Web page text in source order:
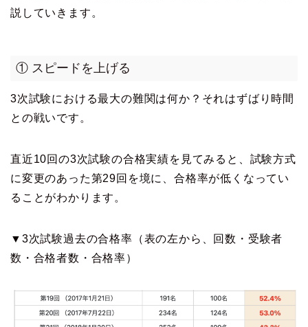
説していきます。
① スピードを上げる
3次試験における最大の難関は何か？それはずばり時間
との戦いです。
直近10回の3次試験の合格実績を見てみると、試験方式
に変更のあった第29回を境に、合格率が低くなってい
ることがわかります。
▼3次試験過去の合格率（表の左から、回数・受験者
数・合格者数・合格率）